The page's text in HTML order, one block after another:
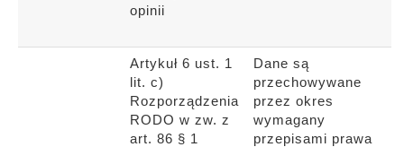
opinii
Artykuł 6 ust. 1
lit. c)
Rozporządzenia
RODO w zw. z
art. 86 § 1
Dane są
przechowywane
przez okres
wymagany
przepisami prawa